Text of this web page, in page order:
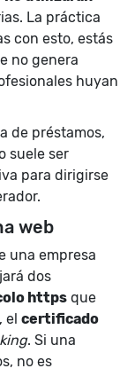
La práctica
con esto, estás
no genera
huyan
de préstamos,
suele ser
para dirigirse
web
una empresa
dos
https que
el certificado
. Si una
no es